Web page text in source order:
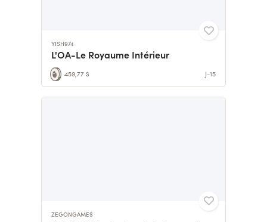
YISH974
L'OA-Le Royaume Intérieur
459,77 $ J-15
ZEGONGAMES